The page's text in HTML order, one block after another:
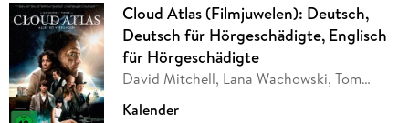
Cloud Atlas (Filmjuwelen): Deutsch,
Deutsch für Hörgeschädigte, Englisch
für Hörgeschädigte
David Mitchell, Lana Wachowski, Tom
Kalender